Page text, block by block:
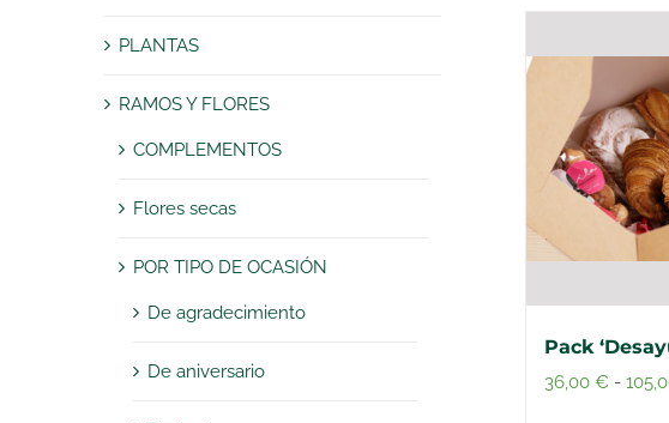
Pack
36,00 € -
PLANTAS
RAMOS Y FLORES
COMPLEMENTOS
Flores secas
POR TIPO DE OCASIÓN
De agradecimiento
De aniversario